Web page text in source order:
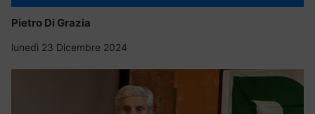
Pietro Di Grazia
lunedì 23 Dicembre 2024